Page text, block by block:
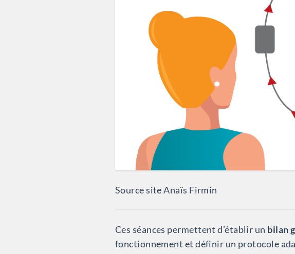
Source site Anaïs Firmin
Ces séances permettent d’établir un bilan
fonctionnement et définir un protocole